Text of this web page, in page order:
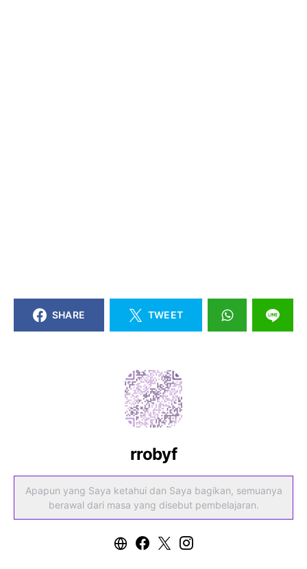
SHARE TWEET
rrobyf
Apapun yang Saya ketahui dan Saya bagikan, semuanya
berawal dari masa yang disebut pembelajaran.